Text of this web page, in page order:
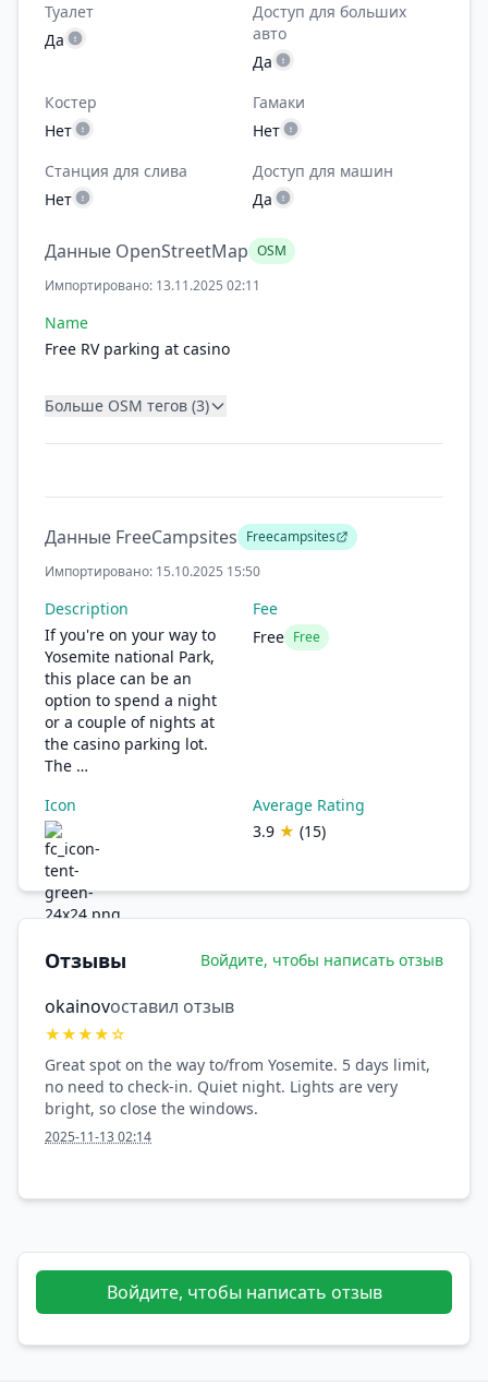
Туалет
Да
Доступ для больших
авто
Да
Костер
Нет
Гамаки
Нет
Станция для слива
Нет
Доступ для машин
Да
Данные OpenStreetMap OSM
Импортировано: 13.11.2025 02:11
Name
Free RV parking at casino
Больше OSM тегов (3)
Данные FreeCampsites Freecampsites
Импортировано: 15.10.2025 15:50
Description
If you're on your way to
Yosemite national Park,
this place can be an
option to spend a night
or a couple of nights at
the casino parking lot.
The …
Fee
Free Free
Icon
Average Rating
3.9 ★ (15)
Отзывы Войдите, чтобы написать отзыв
okainovоставил отзыв
★★★★☆
Great spot on the way to/from Yosemite. 5 days limit,
no need to check-in. Quiet night. Lights are very
bright, so close the windows.
2025-11-13 02:14
Войдите, чтобы написать отзыв